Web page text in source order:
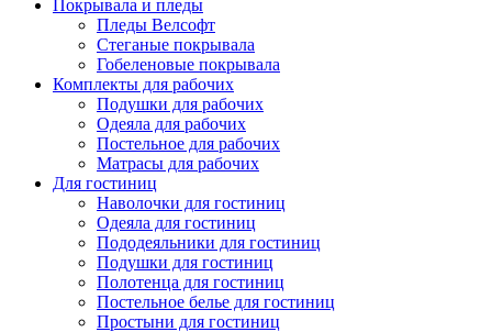
Покрывала и пледы
Пледы Велсофт
Стеганые покрывала
Гобеленовые покрывала
Комплекты для рабочих
Подушки для рабочих
Одеяла для рабочих
Постельное для рабочих
Матрасы для рабочих
Для гостиниц
Наволочки для гостиниц
Одеяла для гостиниц
Пододеяльники для гостиниц
Подушки для гостиниц
Полотенца для гостиниц
Постельное белье для гостиниц
Простыни для гостиниц